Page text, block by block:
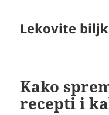
Lekovite
Kako
recepti i